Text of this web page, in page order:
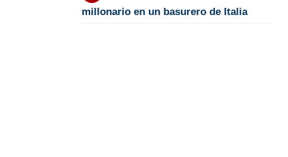
millonario en un basurero de Italia